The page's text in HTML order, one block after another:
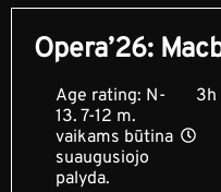
Opera’26:
Age rating: N-
13. 7-12 m.
vaikams būtina
suaugusiojo
palyda.
3h